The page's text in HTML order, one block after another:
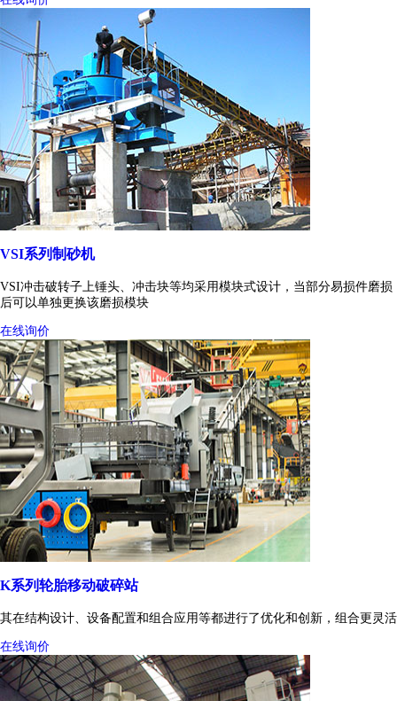
VSI系列制砂机
VSI冲击破转子上锤头、冲击块等均采用模块式设计，当部分易损件磨损
后可以单独更换该磨损模块
在线询价
K系列轮胎移动破碎站
其在结构设计、设备配置和组合应用等都进行了优化和创新，组合更灵活
在线询价